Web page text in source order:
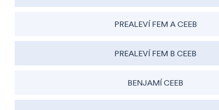
PREALEVÍ FEM A CEEB
PREALEVÍ FEM B CEEB
BENJAMÍ CEEB